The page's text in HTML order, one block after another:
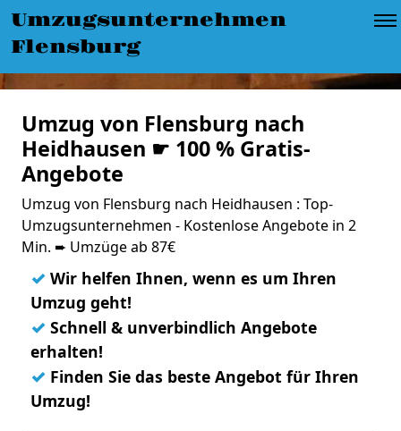
Umzugsunternehmen
Flensburg
Umzug von Flensburg nach
Heidhausen ☛ 100 % Gratis-
Angebote
Umzug von Flensburg nach Heidhausen : Top-
Umzugsunternehmen - Kostenlose Angebote in 2
Min. ➨ Umzüge ab 87€
✓ Wir helfen Ihnen, wenn es um Ihren
Umzug geht!
✓ Schnell & unverbindlich Angebote
erhalten!
✓ Finden Sie das beste Angebot für Ihren
Umzug!